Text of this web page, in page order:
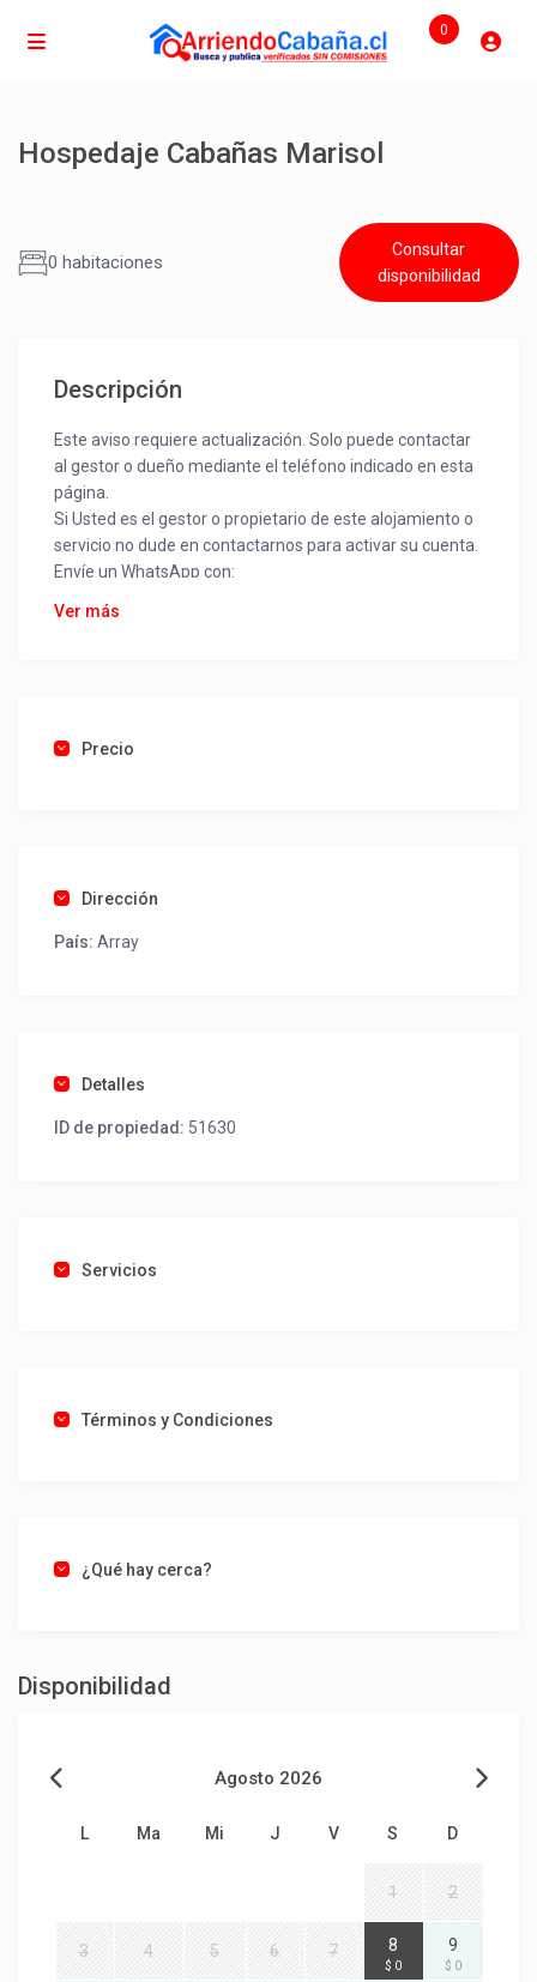
0
Hospedaje Cabañas Marisol
0 habitaciones
Consultar
disponibilidad
Descripción
Este aviso requiere actualización. Solo puede contactar
al gestor o dueño mediante el teléfono indicado en esta
página.
Si Usted es el gestor o propietario de este alojamiento o
servicio no dude en contactarnos para activar su cuenta.
Envíe un WhatsApp con:
Nombre alojamiento o servicio
Una foto de cuenta de luz o agua o gas que acredite
como un profesional sin COMISIONES ni ESTAFAS.
Tel contacto propiedad:
Ver más
Precio
Dirección
País: Array
Detalles
ID de propiedad: 51630
Servicios
Términos y Condiciones
¿Qué hay cerca?
Disponibilidad
Agosto 2026
L Ma Mi J V S D
1 2
3 4 5 6 7 8
$ 0
9
$ 0